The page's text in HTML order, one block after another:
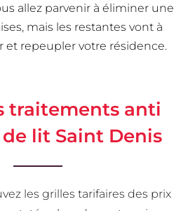
allez parvenir à éliminer une
mais les restantes vont à
et repeupler votre résidence.
traitements anti
lit Saint Denis
les grilles tarifaires des prix